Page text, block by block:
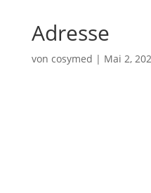
Adresse
von cosymed | Mai 2,